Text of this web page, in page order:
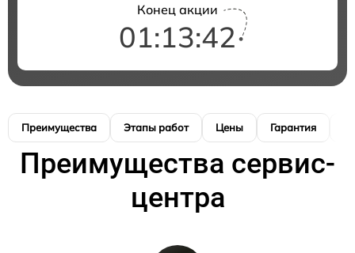
Конец акции
01:13:41
Преимущества Этапы работ Цены Гарантия
Преимущества сервис-
центра